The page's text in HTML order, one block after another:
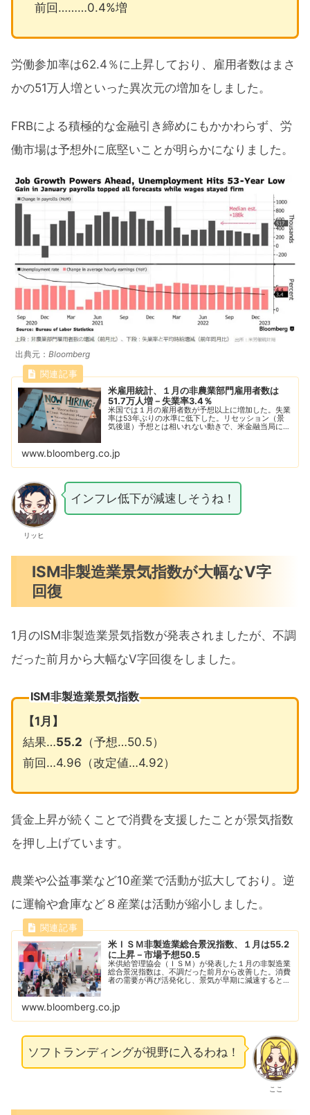
前回………0.4%増
労働参加率は62.4％に上昇しており、雇用者数はまさ
かの51万人増といった異次元の増加をしました。
FRBによる積極的な金融引き締めにもかかわらず、労
働市場は予想外に底堅いことが明らかになりました。
出典元： Bloomberg
米雇用統計、１月の非農業部門雇用者数は
51.7万人増－失業率3.4％
米国では１月の雇用者数が予想以上に増加した。失業
率は53年ぶりの水準に低下した。リセッション（景
気後退）予想とは相いれない動きで、米金融当局に対
www.bloomberg.co.jp
リッヒ
インフレ低下が減速しそうね！
ISM非製造業景気指数が大幅なV字
回復
1月のISM非製造業景気指数が発表されましたが、不調
だった前月から大幅なV字回復をしました。
ISM非製造業景気指数
【1 月】
結果…55.2 （予想…50.5）
前回…4.96（改定値…4.92）
賃金上昇が続くことで消費を支援したことが景気指数
を押し上げています。
農業や公益事業など10産業で活動が拡大しており。逆
に運輸や倉庫など８産業は活動が縮小しました。
米ＩＳＭ非製造業総合景況指数、１月は55.2
に上昇－市場予想50.5
米供給管理協会（ＩＳＭ）が発表した１月の非製造業
総合景況指数は、不調だった前月から改善した。消費
者の需要が再び活発化し、景気が早期に減速するとの
www.bloomberg.co.jp
ここ
ソフトランディングが視野に入るわね！